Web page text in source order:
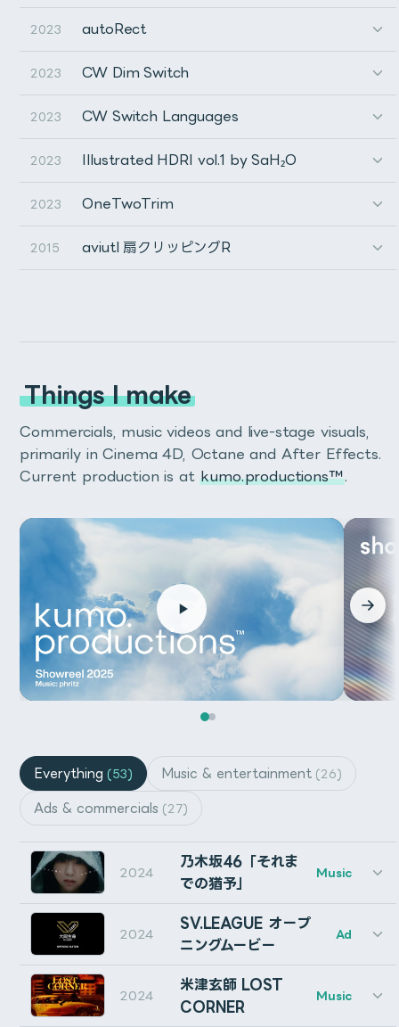
2023 autoRect
きるスクリプトです。
以前までFit Shapeという名前でリリースしていたスクリ
プトで、autoRectでは操作性と機能性が向上していま
テキストボックス、フッテージの枠、トラックマットの作
成など、普段のワークフローの中の様々な場面で役に立ち
autoRectはプラグインではなく、数行のエクスプレッシ
ョンが適用された普通のシェイプレイヤーなので、AEPの
共有がしやすく拡張性が高いのが特徴です。
60秒の説明動画を見て、どのように動作するかをご覧くだ
Fit Shape からの## アップグレードは無料です。
Gumroadで購入した方のアップグレード方法
2023 CW Dim Switch
AE does not have that wonderful switch DaVinci
Resolve has. So, me, Cumuloworks made it for you.
You’re welcome!
I made this in 30 minutes, so it may have some
bugs. Use at your own risk! (and let me know if you
2023 CW Switch Languages
Buy on Gumroad
Installation
Run or install from the After Effects’ file menu.
*This script is not ScriptUI panel script.
Running
Select the desired language from the dropdown
and click “Switch !”. Click “Yes” on the PowerShell’s
UAC prompt.
At this moment, if your Windows’ “Language for
non-Unicode programs” setting is different from
your selected language, the dialog will appear.
2023 Illustrated HDRI vol.1 by SaH₂O
Buy on BOOTH Buy on Gumroad
イラストレーター天野さほによって描か
れた、360度パノラマHDRI
としても使用できます。
Vol.1のフルバージョンには8K解像度の’sunny’,
‘coldfront’, ‘overcast’, ‘aurora’, ‘sunset’, ’drawing’の6
種類が収録されています。
Gumroadにてsunnyの4Kが収録された無料バージョンを
入手できます
ほとんどのCGソフトやレンダラーで使用できます。サン
プルはCinema 4D用のOctaneRenderでレンダリングさ
れています。
2023 OneTwoTrim
Buy on Gumroad
レイヤーを複数選択して実行すると、一番最初に選んだレ
イヤーの長さにトリムされます。
Select multiple layers and run this script. Then
selected layers will be trimmed to the length of
the first layer selected.
2015 aviutl 扇クリッピングR
ダウンロード
Things I make
Commercials, music videos and live-stage visuals,
primarily in Cinema 4D, Octane and After Effects.
Current production is atkumo.productions™.
Everything (53) Music & entertainment (26)
Ads & commercials (27)
2024
乃⽊坂46「それま
での猶予」
Music
2024
SV.LEAGUE オープ
ニングムービー
Ad
バレーボール SV.LEAGUE オープニングマッチのオープ
ニングムービーの制作に携わりました。
2024
米津玄師 LOST
CORNER
Music